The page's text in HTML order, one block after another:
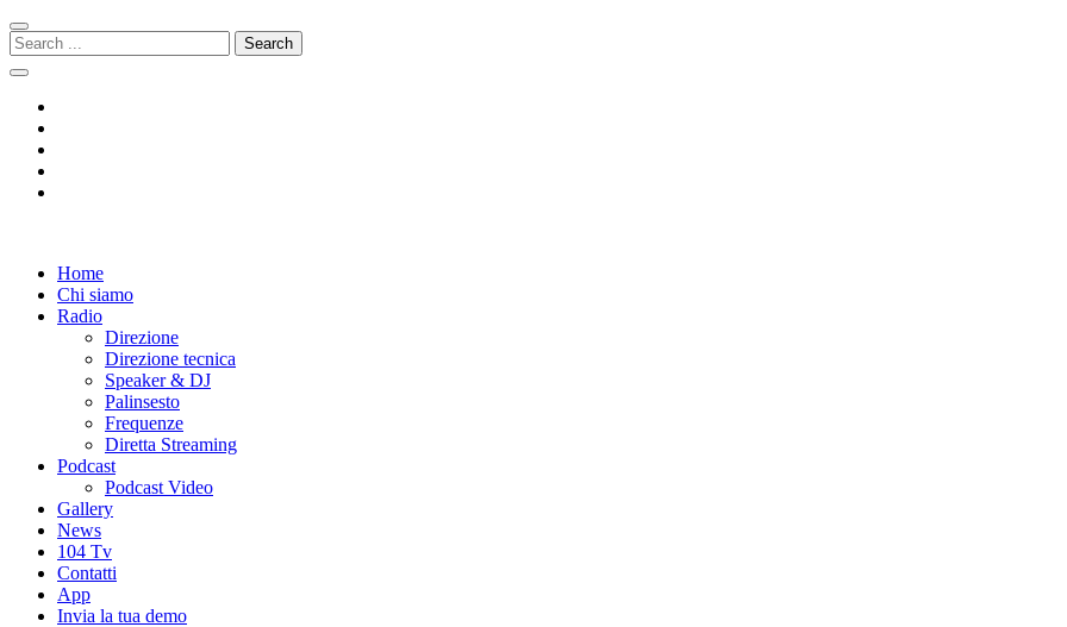
Skip
to
navigation
Skip
to
content
Search
for:
Radio 104
Like It !Home
Chi siamo
Radio
Direzione
Direzione tecnica
Speaker & DJ
Palinsesto
Frequenze
Diretta Streaming
Podcast
Podcast Video
Gallery
News
104 Tv
Contatti
App
Invia la tua demo